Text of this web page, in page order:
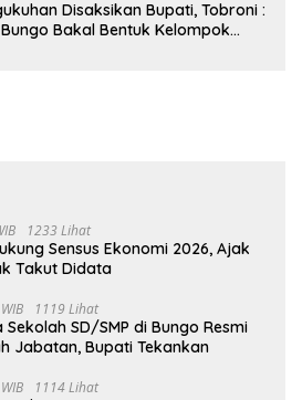
Disaksikan Bupati, Tobroni :
Bungo Bakal Bentuk Kelompok
1233 Lihat
Sensus Ekonomi 2026, Ajak
Takut Didata
1119 Lihat
Sekolah SD/SMP di Bungo Resmi
Jabatan, Bupati Tekankan
1114 Lihat